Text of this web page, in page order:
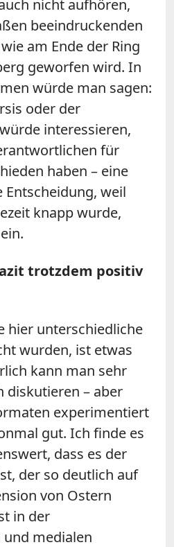
nicht aufhören,
beeindruckenden
am Ende der Ring
geworfen wird. In
würde man sagen:
oder der
interessieren,
für
haben – eine
weil
knapp wurde,
trotzdem positiv
hier unterschiedliche
wurden, ist etwas
kann man sehr
diskutieren – aber
experimentiert
gut. Ich finde es
dass es der
der so deutlich auf
von Ostern
in der
medialen